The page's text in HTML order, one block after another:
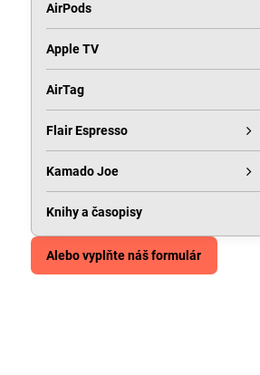
AirPods
Apple TV
AirTag
Flair Espresso
Kamado Joe
Knihy a časopisy
Alebo vyplňte náš formulár